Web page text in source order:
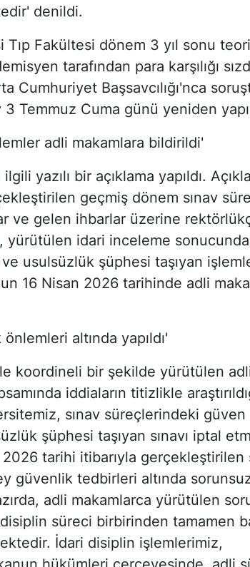
denildi.
Fakültesi dönem 3 yıl sonu
tarafından para karşılığı
Cumhuriyet Başsavcılığı'nca
3 Temmuz Cuma günü yeniden
adli makamlara bildirildi'
yazılı bir açıklama yapıldı.
geçmiş dönem sınav
ve gelen ihbarlar üzerine
yürütülen idari inceleme sonucunda
usulsüzlük şüphesi taşıyan
16 Nisan 2026 tarihinde adli
altında yapıldı'
koordineli bir şekilde yürütülen
iddiaların titizlikle
sınav süreçlerindeki güven
şüphesi taşıyan sınavı iptal
tarihi itibarıyla gerçekleştirilen
güvenlik tedbirleri altında
adli makamlarca yürütülen
süreci birbirinden tamamen
İdari disiplin işlemlerimiz,